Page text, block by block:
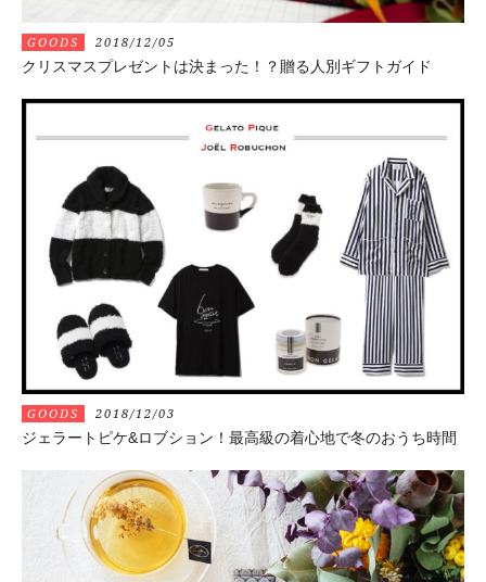
GOODS 2018/12/05
クリスマスプレゼントは決まった！？贈る人別ギフトガイド
GOODS 2018/12/03
ジェラートピケ&ロブション！最高級の着心地で冬のおうち時間